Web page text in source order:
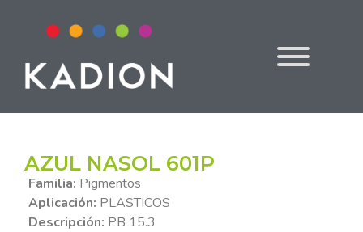
AZUL NASOL 601P
Familia: Pigmentos
Aplicación: PLASTICOS
Descripción: PB 15.3